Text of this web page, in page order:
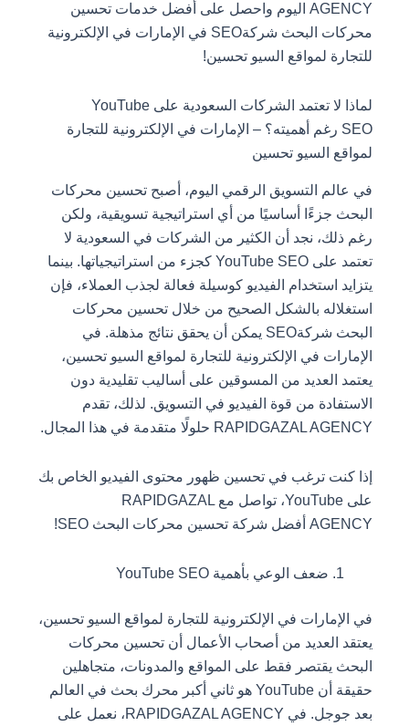
AGENCY اليوم واحصل على أفضل خدمات تحسين
محركات البحث شركةSEO في الإمارات في الإلكترونية
للتجارة لمواقع السيو تحسين!
لماذا لا تعتمد الشركات السعودية على YouTube
SEO رغم أهميته؟ – الإمارات في الإلكترونية للتجارة
لمواقع السيو تحسين
في عالم التسويق الرقمي اليوم، أصبح تحسين محركات
البحث جزءًا أساسيًا من أي استراتيجية تسويقية، ولكن
رغم ذلك، نجد أن الكثير من الشركات في السعودية لا
تعتمد على YouTube SEO كجزء من استراتيجياتها. بينما
يتزايد استخدام الفيديو كوسيلة فعالة لجذب العملاء، فإن
استغلاله بالشكل الصحيح من خلال تحسين محركات
البحث شركةSEO يمكن أن يحقق نتائج مذهلة. في
الإمارات في الإلكترونية للتجارة لمواقع السيو تحسين،
يعتمد العديد من المسوقين على أساليب تقليدية دون
الاستفادة من قوة الفيديو في التسويق. لذلك، تقدم
RAPIDGAZAL AGENCY حلولًا متقدمة في هذا المجال.
إذا كنت ترغب في تحسين ظهور محتوى الفيديو الخاص بك
على YouTube، تواصل مع RAPIDGAZAL
AGENCY أفضل شركة تحسين محركات البحث SEO!
ضعف الوعي بأهمية YouTube SEO
في الإمارات في الإلكترونية للتجارة لمواقع السيو تحسين،
يعتقد العديد من أصحاب الأعمال أن تحسين محركات
البحث يقتصر فقط على المواقع والمدونات، متجاهلين
حقيقة أن YouTube هو ثاني أكبر محرك بحث في العالم
بعد جوجل. في RAPIDGAZAL AGENCY، نعمل على